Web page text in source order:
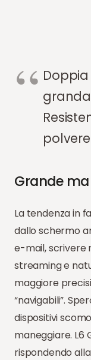
Grande
La tendenza in
dallo schermo
e-mail, scrivere
streaming e
maggiore
“navigabili”.
dispositivi
maneggiare. L6
rispondendo